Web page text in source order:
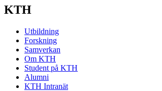
KTH
Utbildning
Forskning
Samverkan
Om KTH
Student på KTH
Alumni
KTH Intranät